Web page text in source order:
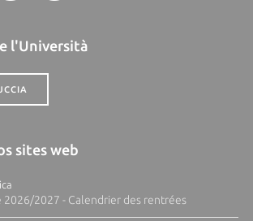
l'Università
sites web
2026/2027 - Calendrier des rentrées